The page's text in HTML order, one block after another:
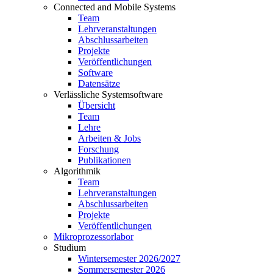
Connected and Mobile Systems
Team
Lehrveranstaltungen
Abschlussarbeiten
Projekte
Veröffentlichungen
Software
Datensätze
Verlässliche Systemsoftware
Übersicht
Team
Lehre
Arbeiten & Jobs
Forschung
Publikationen
Algorithmik
Team
Lehrveranstaltungen
Abschlussarbeiten
Projekte
Veröffentlichungen
Mikroprozessorlabor
Studium
Wintersemester 2026/2027
Sommersemester 2026